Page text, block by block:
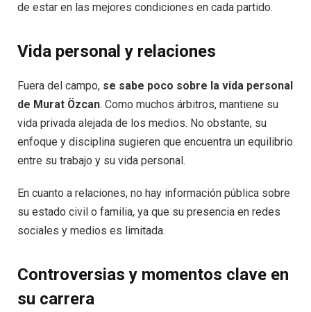
de estar en las mejores condiciones en cada partido.
Vida personal y relaciones
Fuera del campo, se sabe poco sobre la vida personal
de Murat Özcan. Como muchos árbitros, mantiene su
vida privada alejada de los medios. No obstante, su
enfoque y disciplina sugieren que encuentra un equilibrio
entre su trabajo y su vida personal.
En cuanto a relaciones, no hay información pública sobre
su estado civil o familia, ya que su presencia en redes
sociales y medios es limitada.
Controversias y momentos clave en
su carrera